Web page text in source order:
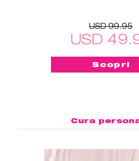
USD 99.95
USD
Scopri
Cura